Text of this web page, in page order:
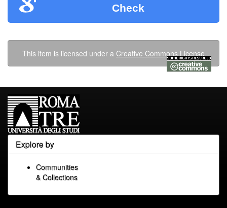
Check
This item is licensed under a Creative Commons License
Explore by
Communities
& Collections